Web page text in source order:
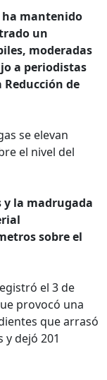
ha mantenido
un
moderadas
a periodistas
de
se elevan
el nivel del
y la madrugada
sobre el
el 3 de
provocó una
que arrasó
y dejó 201